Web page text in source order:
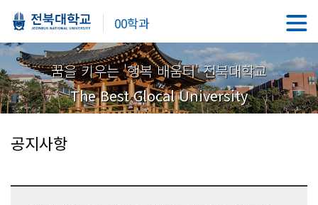
00학과
꿈을 키우는 '행복 배움터' 전북대학교
The Best Glocal University
공지사항